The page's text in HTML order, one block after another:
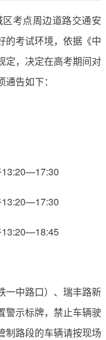
考点周边道路交通安
的考试环境，依据《中
定，决定在高考期间对
告如下：
13:20—18:45
一中路口）、瑞丰路新
警示标牌，禁止车辆驶
制路段的车辆请按现场